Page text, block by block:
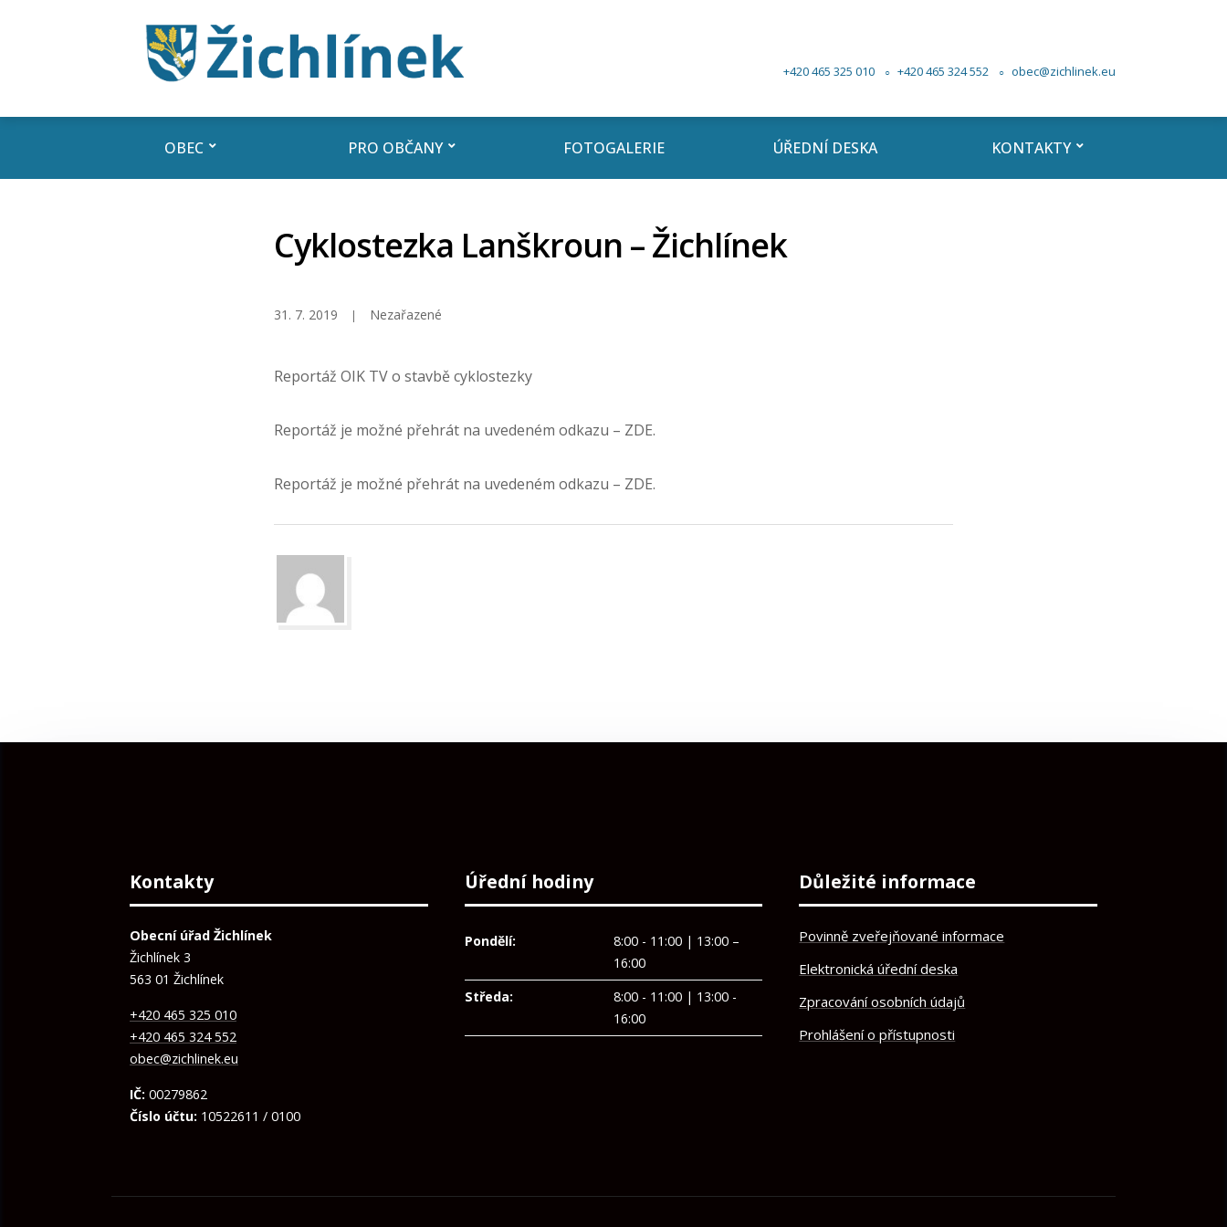
+420 465 325 010 +420 465 324 552 obec@zichlinek.eu
OBEC PRO OBČANY FOTOGALERIE ÚŘEDNÍ DESKA KONTAKTY
Cyklostezka Lanškroun – Žichlínek
31. 7. 2019 Nezařazené
Reportáž OIK TV o stavbě cyklostezky
Reportáž je možné přehrát na uvedeném odkazu – ZDE.
Reportáž je možné přehrát na uvedeném odkazu – ZDE.
Kontakty
Obecní úřad Žichlínek
Žichlínek 3
563 01 Žichlínek
+420 465 325 010
+420 465 324 552
obec@zichlinek.eu
IČ: 00279862
Číslo účtu: 10522611 / 0100
Úřední hodiny
Pondělí:
8:00 - 11:00 | 13:00 –
16:00
Středa:
8:00 - 11:00 | 13:00 -
16:00
Důležité informace
Povinně zveřejňované informace
Elektronická úřední deska
Zpracování osobních údajů
Prohlášení o přístupnosti